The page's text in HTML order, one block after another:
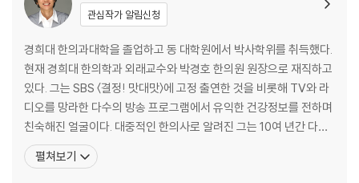
배출 통로를 통해 제대로 빼자
비움의 단계를 위한 7가지 규칙을 실천하자
비움의 단계 7일 다이어트 프로그램 사용법
내 몸에 쌓인 독소를 빼는 7일간의 해독 레시피
[ STEP 2 ] 머리부터 발끝까지 흐르게 하라!
살이 빠지는 몸으로 만들자
평소 내 식습관을 점검하자
신진대사가 원활하지 않은 내 몸의 증거를 포착하자
관심작가 알림신청
경희대 한의과대학을 졸업하고 동 대학원에서 박사학위를 취득했다.
현재 경희대 한의학과 외래교수와 박경호 한의원 원장으로 재직하고
있다. 그는 SBS 〈결정! 맛대맛〉에 고정 출연한 것을 비롯해 TV와 라
디오를 망라한 다수의 방송 프로그램에서 유익한 건강정보를 전하며
친숙해진 얼굴이다. 대중적인 한의사로 알려진 그는 10여 년간 다이
어트 연구에 매진한 다이어트 전문가이기도 하다. 한의학 지식을 바
탕으로 인체에 대한 오랜 연구 끝에 그는 ‘공류보감’이라는 다이어트
펼쳐보기